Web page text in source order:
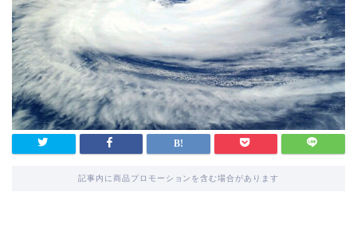
記事内に商品プロモーションを含む場合があります